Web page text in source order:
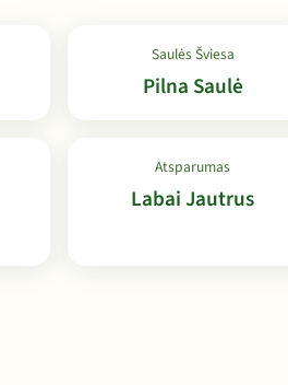
Saulės Šviesa
Pilna Saulė
Atsparumas
Labai Jautrus